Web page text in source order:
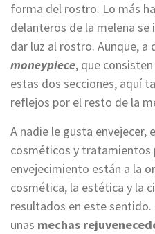
forma del rostro. Lo más
delanteros de la melena
dar luz al rostro. Aunque, a
moneypiece, que
estas dos secciones, aquí
reflejos por el resto de la
A nadie le gusta envejecer,
cosméticos y tratamientos
envejecimiento están a la
cosmética, la estética y la
resultados en este
unas mechas